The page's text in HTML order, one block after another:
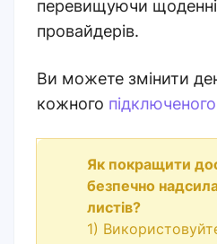
перевищуючи щоденні
провайдерів.
Ви можете змінити
кожного
Як покращити
безпечно
листів?
1)